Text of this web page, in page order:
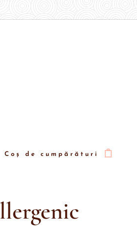
Coș de cumpărături